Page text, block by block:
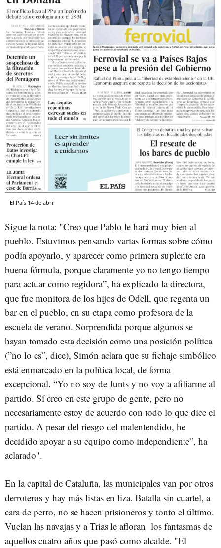
El País 14 de abril
Sigue la nota: "Creo que Pablo le hará muy bien al
pueblo. Estuvimos pensando varias formas sobre cómo
podía apoyarlo, y aparecer como primera suplente era
buena fórmula, porque claramente yo no tengo tiempo
para actuar como regidora”, ha explicado la directora,
que fue monitora de los hijos de Odell, que regenta un
bar en el pueblo, en su etapa como profesora de la
escuela de verano. Sorprendida porque algunos se
hayan tomado esta decisión como una posición política
(”no lo es”, dice), Simón aclara que su fichaje simbólico
está enmarcado en la política local, de forma
excepcional. “Yo no soy de Junts y no voy a afiliarme al
partido. Sí creo en este grupo de gente, pero no
necesariamente estoy de acuerdo con todo lo que dice el
partido. A pesar del riesgo del malentendido, he
decidido apoyar a su equipo como independiente”, ha
aclarado".
En la capital de Cataluña, las municipales van por otros
derroteros y hay más listas en liza. Batalla sin cuartel, a
cara de perro, no se hacen prisioneros y tonto el último.
Vuelan las navajas y a Trias le afloran los fantasmas de
aquellos cuatro años que pasó como alcalde. "El